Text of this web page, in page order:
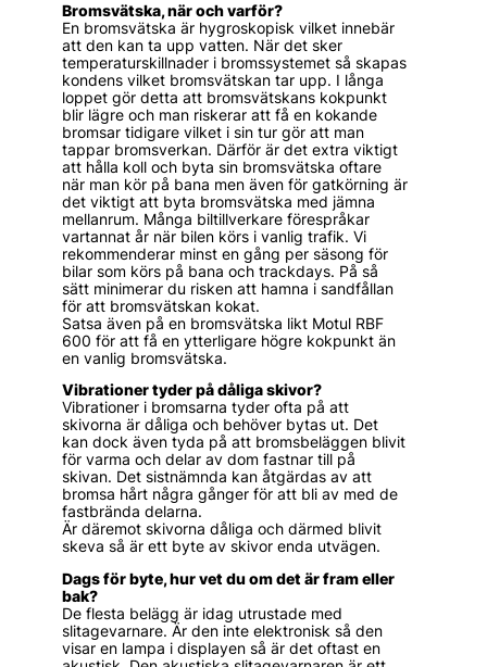
Bromsvätska, när och varför?
En bromsvätska är hygroskopisk vilket innebär
att den kan ta upp vatten. När det sker
temperaturskillnader i bromssystemet så skapas
kondens vilket bromsvätskan tar upp. I långa
loppet gör detta att bromsvätskans kokpunkt
blir lägre och man riskerar att få en kokande
bromsar tidigare vilket i sin tur gör att man
tappar bromsverkan. Därför är det extra viktigt
att hålla koll och byta sin bromsvätska oftare
när man kör på bana men även för gatkörning är
det viktigt att byta bromsvätska med jämna
mellanrum. Många biltillverkare förespråkar
vartannat år när bilen körs i vanlig trafik. Vi
rekommenderar minst en gång per säsong för
bilar som körs på bana och trackdays. På så
sätt minimerar du risken att hamna i sandfållan
för att bromsvätskan kokat.
Satsa även på en bromsvätska likt Motul RBF
600 för att få en ytterligare högre kokpunkt än
en vanlig bromsvätska.
Vibrationer tyder på dåliga skivor?
Vibrationer i bromsarna tyder ofta på att
skivorna är dåliga och behöver bytas ut. Det
kan dock även tyda på att bromsbeläggen blivit
för varma och delar av dom fastnar till på
skivan. Det sistnämnda kan åtgärdas av att
bromsa hårt några gånger för att bli av med de
fastbrända delarna.
Är däremot skivorna dåliga och därmed blivit
skeva så är ett byte av skivor enda utvägen.
Dags för byte, hur vet du om det är fram eller
bak?
De flesta belägg är idag utrustade med
slitagevarnare. Är den inte elektronisk så den
visar en lampa i displayen så är det oftast en